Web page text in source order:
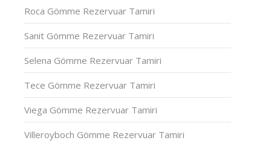
Roca Gömme Rezervuar Tamiri
Sanit Gömme Rezervuar Tamiri
Selena Gömme Rezervuar Tamiri
Tece Gömme Rezervuar Tamiri
Viega Gömme Rezervuar Tamiri
Villeroyboch Gömme Rezervuar Tamiri